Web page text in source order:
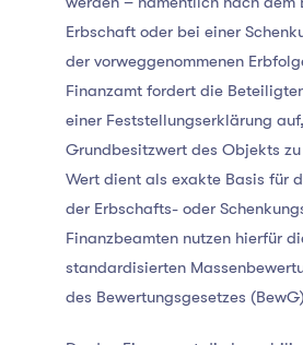
Erbschaft oder bei einer
der vorweggenommenen
Finanzamt fordert die
einer Feststellungserklärung
Grundbesitzwert des Objekts
Wert dient als exakte Basis für
der Erbschafts- oder
Finanzbeamten nutzen hierfür
standardisierten
des Bewertungsgesetzes